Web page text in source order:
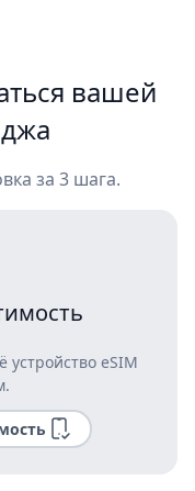
вашей
за 3 шага.
устройство eSIM